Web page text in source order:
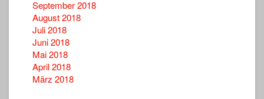
September 2018
August 2018
Juli 2018
Juni 2018
Mai 2018
April 2018
März 2018